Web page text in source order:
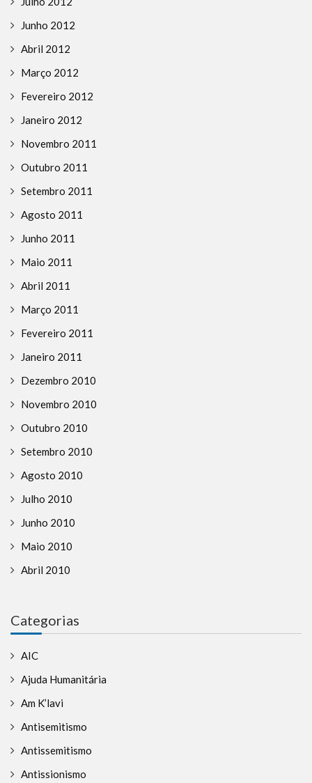
Junho 2012
Abril 2012
Março 2012
Fevereiro 2012
Janeiro 2012
Novembro 2011
Outubro 2011
Setembro 2011
Agosto 2011
Junho 2011
Maio 2011
Abril 2011
Março 2011
Fevereiro 2011
Janeiro 2011
Dezembro 2010
Novembro 2010
Outubro 2010
Setembro 2010
Agosto 2010
Julho 2010
Junho 2010
Maio 2010
Abril 2010
Categorias
AIC
Ajuda Humanitária
Am K’lavi
Antisemitismo
Antissemitismo
Antissionismo